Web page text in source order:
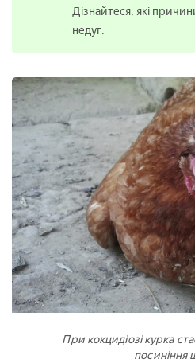
Дізнайтеся, які
недуг.
При кокцидіозі курка
посиніння